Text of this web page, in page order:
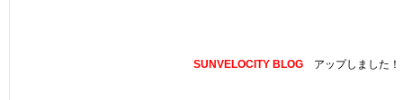
SUNVELOCITY BLOG アップしました！